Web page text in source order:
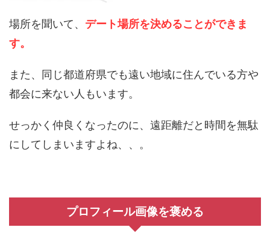
場所を聞いて、 デート場所を決めることができま
す。
また、同じ都道府県でも遠い地域に住んでいる方や
都会に来ない人もいます。
せっかく仲良くなったのに、遠距離だと時間を無駄
にしてしまいますよね、、。
プロフィール画像を褒める